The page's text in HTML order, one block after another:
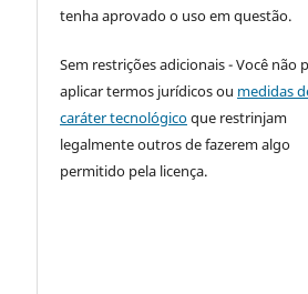
tenha aprovado o uso em questão.
Sem restrições adicionais - Você não
aplicar termos jurídicos ou medidas
caráter tecnológicoque restrinjam
legalmente outros de fazerem algo
permitido pela licença.